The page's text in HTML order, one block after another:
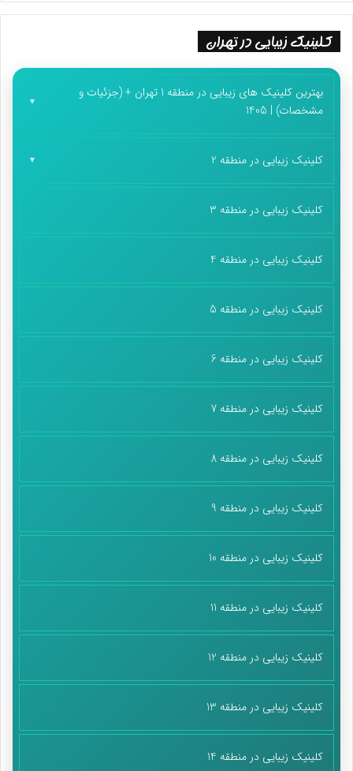
کلینیک زیبایی در تهران
بهترین کلینیک های زیبایی در منطقه 1 تهران + (جزئیات و
مشخصات) | 1405
کلینیک زیبایی در منطقه 2
کلینیک زیبایی در منطقه 3
کلینیک زیبایی در منطقه 4
کلینیک زیبایی در منطقه 5
کلینیک زیبایی در منطقه 6
کلینیک زیبایی در منطقه 7
کلینیک زیبایی در منطقه 8
کلینیک زیبایی در منطقه 9
کلینیک زیبایی در منطقه 10
کلینیک زیبایی در منطقه 11
کلینیک زیبایی در منطقه 12
کلینیک زیبایی در منطقه 13
کلینیک زیبایی در منطقه 14